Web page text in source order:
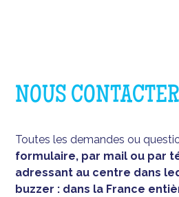
NOUS CONTACTER
Toutes les demandes ou
formulaire, par mail ou par
adressant au centre dans
buzzer : dans la France